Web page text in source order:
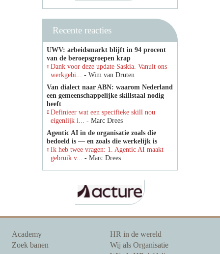
Recente reacties
UWV: arbeidsmarkt blijft in 94 procent
van de beroepsgroepen krap
Dank voor deze update Saskia. Vanuit ons
werkgebi... - Wim van Druten
Van dialect naar ABN: waarom Nederland
een gemeenschappelijke skillstaal nodig
heeft
Definieer wat een specifieke skill nou
eigenlijk i... - Marc Drees
Agentic AI in de organisatie zoals die
bedoeld is — en zoals die werkelijk is
Ik heb twee vragen: 1. Agentic AI maakt
gebruik v... - Marc Drees
Academy
Zoek banen
HR in de wereld
Wij als Organisatie